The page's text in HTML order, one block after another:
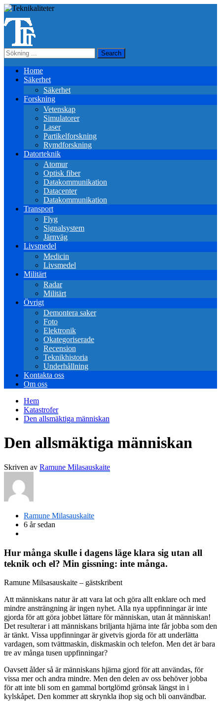
Home
Säkerhet
Säkerhet
Forskning
Vetenskap
Simulatorer
Laser
Partikelforskning
Rymdforskning
Datorteknik
Atomur
Optisk fiber
Datakommunikation
Datacenter
Datakommunikation
Transport
Flyg
Signalsystem
Järnväg
Livsmedel
Medicin
Livsmedel
Militärt
Radar
Militärt
Övrigt
Demontera saker
Foto
Elektronik
Okategoriserade
Recension
Teknikhistoria
Underhållning
Kontakta oss
Om oss
Hem
Katastrofer
Den allsmäktiga människan
Den allsmäktiga människan
Skriven av Ramune Milasauskaite
Ramune Milasauskaite
6 år sedan
Hur många skulle i dagens läge klara sig utan all
teknik och el? Min gissning: inte många.
Ramune Milsasauskaite – gästskribent
Att människans natur är att vara lat och göra allt enklare och med
mindre ansträngning är ingen nyhet. Alla nya uppfinningar är inte
gjorda för att göra jobbet lättare för människan, utan åt människan!
Det resulterar i att människans briljanta hjärna inte får jobba som den
är tänkt. Vissa uppfinningar är givetvis gjorda för att underlätta
vardagen, som tvättmaskin, diskmaskin och telefon. Men det är bara
tre av många tusen uppfinningar?
Oavsett ålder så är människans hjärna gjord för att användas, för
vissa mer och andra mindre. Men den delen av oss behöver jobba
för att inte bli som en gammal bortglömd grönsak längst in i
kylskåpet. Den kommer att skrynkla ihop sig och bli oanvändbar.